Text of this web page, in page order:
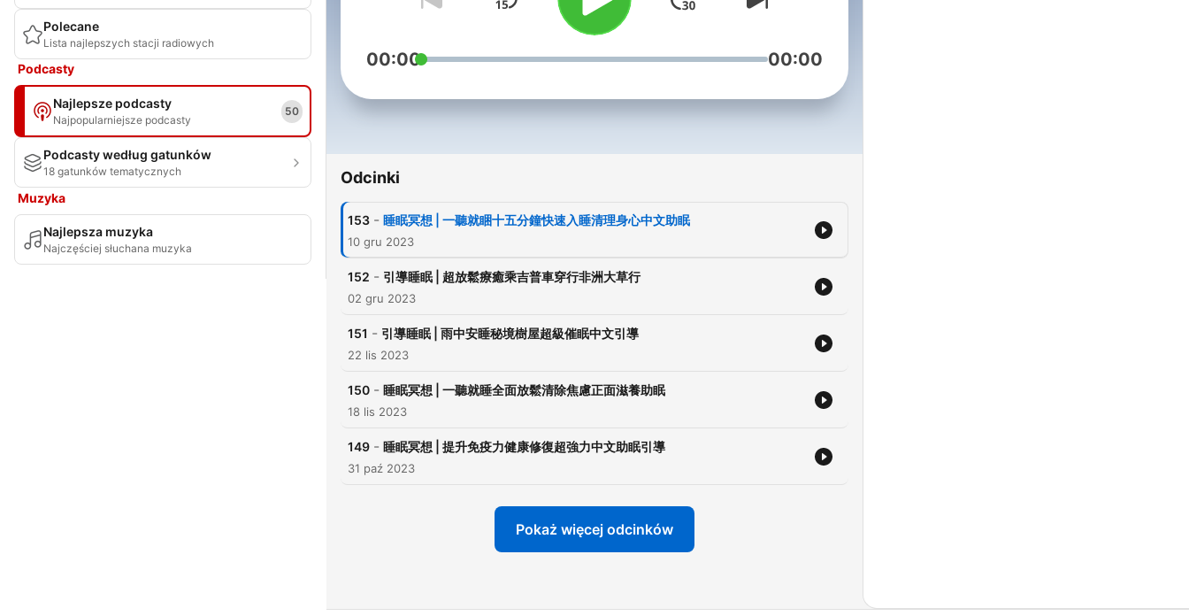
Polecane
Lista najlepszych stacji radiowych
Podcasty
Najlepsze podcasty
Najpopularniejsze podcasty
50
Podcasty według gatunków
18 gatunków tematycznych
Muzyka
Najlepsza muzyka
Najczęściej słuchana muzyka
00:00 00:00
Odcinki
153 - 睡眠冥想 | 一聽就睏十五分鐘快速入睡清理身心中文助眠
10 gru 2023
152 - 引導睡眠 | 超放鬆療癒乘吉普車穿行非洲大草行
02 gru 2023
151 - 引導睡眠 | 雨中安睡秘境樹屋超級催眠中文引導
22 lis 2023
150 - 睡眠冥想 | 一聽就睡全面放鬆清除焦慮正面滋養助眠
18 lis 2023
149 - 睡眠冥想 | 提升免疫力健康修復超強力中文助眠引導
31 paź 2023
Pokaż więcej odcinków